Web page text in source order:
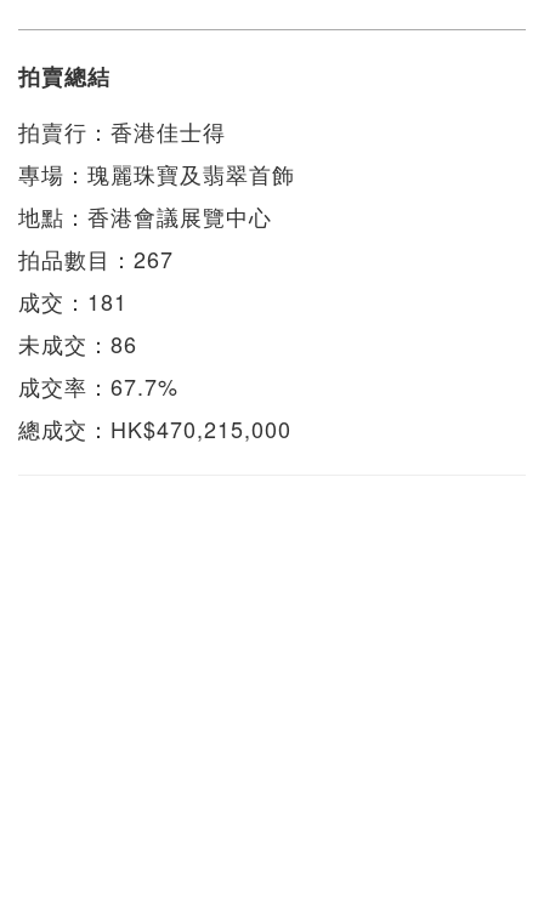
拍賣總結
拍賣行：香港佳士得
專場：瑰麗珠寶及翡翠首飾
地點：香港會議展覽中心
拍品數目：267
成交：181
未成交：86
成交率：67.7%
總成交：HK$470,215,000